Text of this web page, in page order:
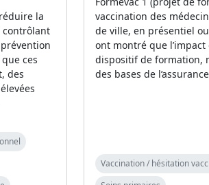
la
ces
des
vaccination des
de ville, en présentiel
ont montré que l’impact
dispositif de formation,
des bases de
Vaccination / hésitation